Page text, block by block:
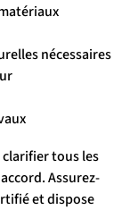
nécessaires
clarifier tous les
Assurez-
et dispose